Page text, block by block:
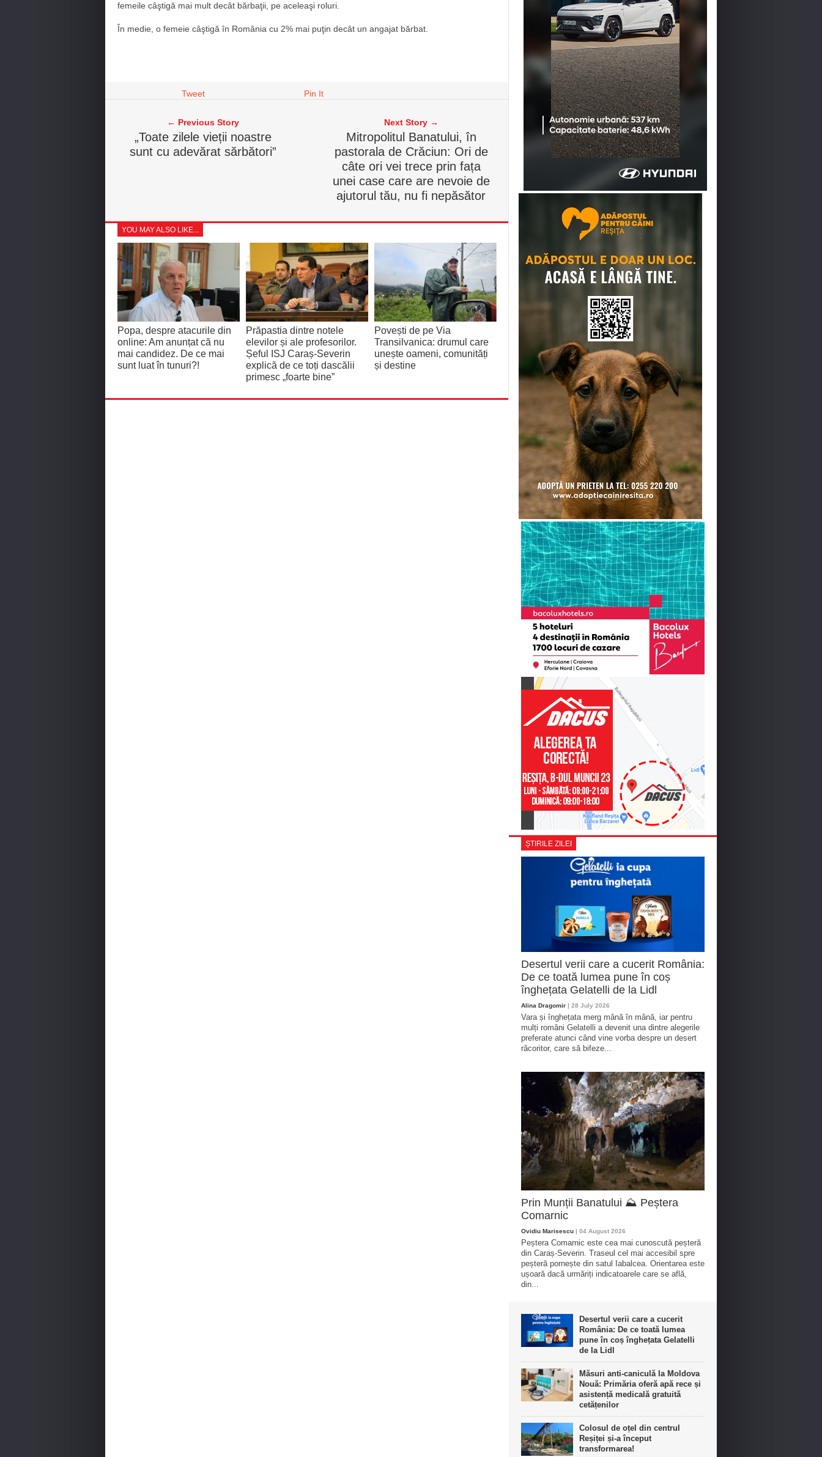
femeile câştigă mai mult decât bărbaţii, pe aceleaşi roluri.
În medie, o femeie câştigă în România cu 2% mai puţin decât un angajat bărbat.
Tweet Pin It
← Previous Story
„Toate zilele vieții noastre
sunt cu adevărat sărbători”
Next Story →
Mitropolitul Banatului, în
pastorala de Crăciun: Ori de
câte ori vei trece prin fața
unei case care are nevoie de
ajutorul tău, nu fi nepăsător
YOU MAY ALSO LIKE...
Popa, despre atacurile din
online: Am anunțat că nu
mai candidez. De ce mai
sunt luat în tunuri?!
Prăpastia dintre notele
elevilor și ale profesorilor.
Șeful ISJ Caraș-Severin
explică de ce toți dascălii
primesc „foarte bine”
Povești de pe Via
Transilvanica: drumul care
unește oameni, comunități
și destine
ȘTIRILE ZILEI
Desertul verii care a cucerit România:
De ce toată lumea pune în coș
înghețata Gelatelli de la Lidl
Alina Dragomir | 28 July 2026
Vara și înghețata merg mână în mână, iar pentru
mulți români Gelatelli a devenit una dintre alegerile
preferate atunci când vine vorba despre un desert
răcoritor, care să bifeze...
Prin Munții Banatului ⛰️ Peștera
Comarnic
Ovidiu Marisescu | 04 August 2026
Peștera Comarnic este cea mai cunoscută peșteră
din Caraș-Severin. Traseul cel mai accesibil spre
peșteră pornește din satul Iabalcea. Orientarea este
ușoară dacă urmăriți indicatoarele care se află,
din...
Desertul verii care a cucerit
România: De ce toată lumea
pune în coș înghețata Gelatelli
de la Lidl
Măsuri anti-caniculă la Moldova
Nouă: Primăria oferă apă rece și
asistență medicală gratuită
cetățenilor
Colosul de oțel din centrul
Reșiței și-a început
transformarea!